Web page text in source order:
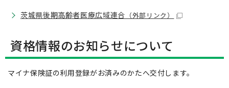
茨城県後期高齢者医療広域連合 （外部リンク）
資格情報のお知らせについて
マイナ保険証の利用登録がお済みのかたへ交付します。